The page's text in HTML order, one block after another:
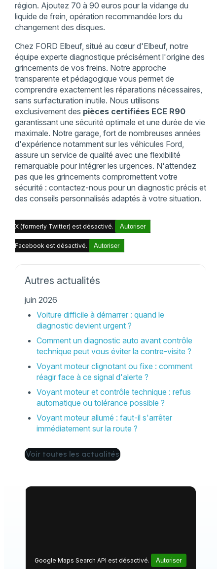
région. Ajoutez 70 à 90 euros pour la vidange du
liquide de frein, opération recommandée lors du
changement des disques.
Chez FORD Elbeuf, situé au cœur d'Elbeuf, notre
équipe experte diagnostique précisément l'origine des
grincements de vos freins. Notre approche
transparente et pédagogique vous permet de
comprendre exactement les réparations nécessaires,
sans surfacturation inutile. Nous utilisons
exclusivement des pièces certifiées ECE R90
garantissant une sécurité optimale et une durée de vie
maximale. Notre garage, fort de nombreuses années
d'expérience notamment sur les véhicules Ford,
assure un service de qualité avec une flexibilité
remarquable pour intégrer les urgences. N'attendez
pas que les grincements compromettent votre
sécurité : contactez-nous pour un diagnostic précis et
des conseils personnalisés adaptés à votre situation.
X (formerly Twitter) est désactivé. Autoriser
Facebook est désactivé. Autoriser
Autres actualités
juin 2026
Voiture difficile à démarrer : quand le
diagnostic devient urgent ?
Comment un diagnostic auto avant contrôle
technique peut vous éviter la contre-visite ?
Voyant moteur clignotant ou fixe : comment
réagir face à ce signal d'alerte ?
Voyant moteur et contrôle technique : refus
automatique ou tolérance possible ?
Voyant moteur allumé : faut-il s'arrêter
immédiatement sur la route ?
Voir toutes les actualités
Google Maps Search API est désactivé. Autoriser